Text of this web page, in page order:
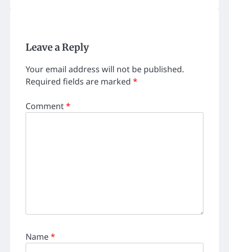
Leave a Reply
Your email address will not be published.
Required fields are marked *
Comment*
Name*